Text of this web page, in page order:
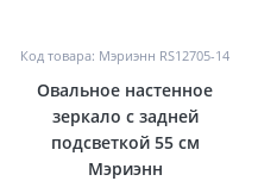
Код товара: Мэриэнн RS12705-14
Овальное настенное
зеркало с задней
подсветкой 55 см
Мэриэнн